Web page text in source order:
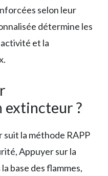
selon leur
détermine les
et la
extincteur ?
suit la méthode RAPP
Appuyer sur la
base des flammes,